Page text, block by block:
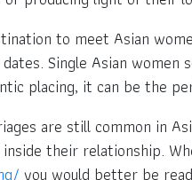
to meet Asian
Single Asian
placing, it can be the
are still common in
their relationship.
you would better be